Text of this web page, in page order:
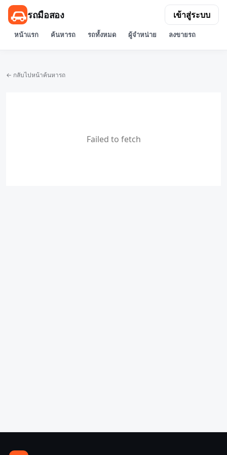
รถมือสอง
หน้าแรก ค้นหารถ รถทั้งหมด ผู้จำหน่าย ลงขายรถ
เข้าสู่ระบบ
← กลับไปหน้าค้นหารถ
Failed to fetch